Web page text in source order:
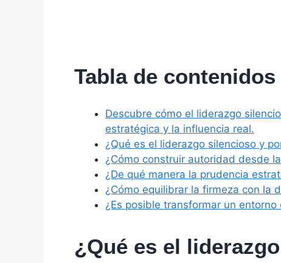
Tabla de contenidos
Descubre cómo el liderazgo
estratégica y la influencia real.
¿Qué es el liderazgo silencioso y
¿Cómo construir autoridad desde
¿De qué manera la prudencia
¿Cómo equilibrar la firmeza con la
¿Es posible transformar un
¿Qué es el